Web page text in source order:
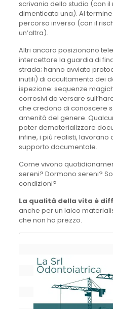
scrivania dello studio (con
dimenticata una). Al
percorso inverso (con il
un’altra).
Altri ancora posizionano
intercettare la guardia di
strada; hanno avviato
inutili) di occultamento dei
ispezione: sequenze
corrosivi da versare
che credono di conoscere
amenità del genere.
poter dematerializzare
infine, i più realisti,
supporto documentale.
Come vivono
sereni? Dormono sereni?
condizioni?
La qualità della vita è
anche per un laico
che non ha prezzo.